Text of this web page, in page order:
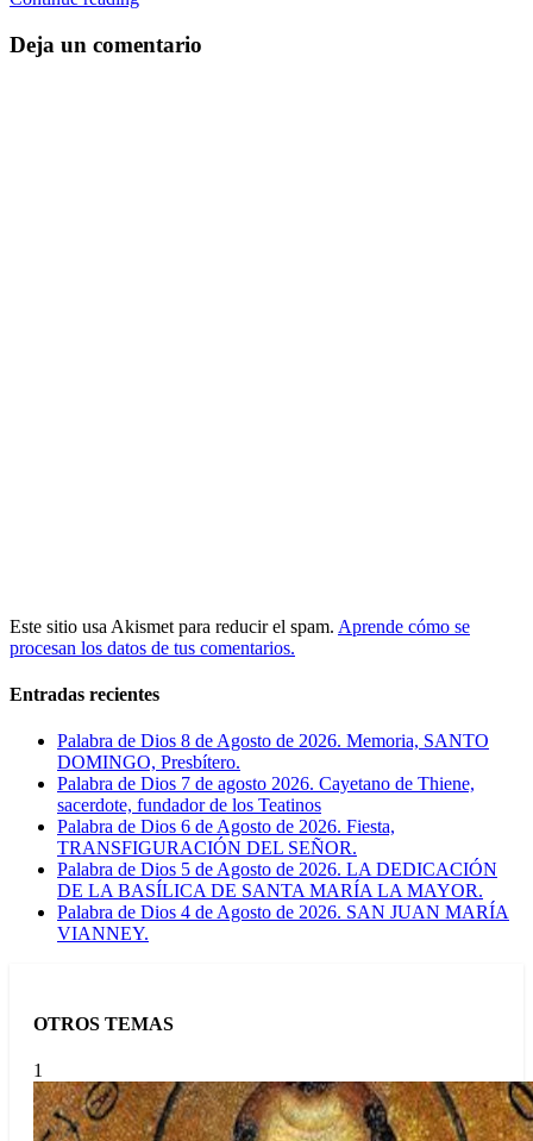
Deja un comentario
Este sitio usa Akismet para reducir el spam. Aprende cómo se
procesan los datos de tus comentarios.
Entradas recientes
Palabra de Dios 8 de Agosto de 2026. Memoria, SANTO
DOMINGO, Presbítero.
Palabra de Dios 7 de agosto 2026. Cayetano de Thiene,
sacerdote, fundador de los Teatinos
Palabra de Dios 6 de Agosto de 2026. Fiesta,
TRANSFIGURACIÓN DEL SEÑOR.
Palabra de Dios 5 de Agosto de 2026. LA DEDICACIÓN
DE LA BASÍLICA DE SANTA MARÍA LA MAYOR.
Palabra de Dios 4 de Agosto de 2026. SAN JUAN MARÍA
VIANNEY.
OTROS TEMAS
1